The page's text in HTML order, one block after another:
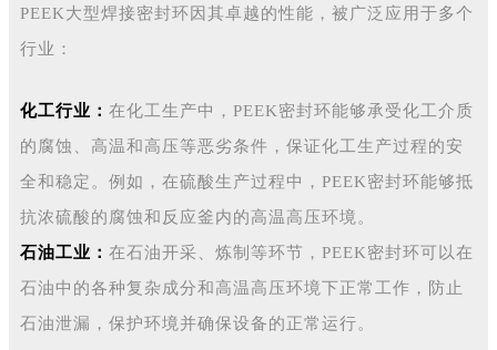
PEEK大型焊接密封环因其卓越的性能，被广泛应用于多个
行业：
化工行业： 在化工生产中，PEEK密封环能够承受化工介质
的腐蚀、高温和高压等恶劣条件，保证化工生产过程的安
全和稳定。例如，在硫酸生产过程中，PEEK密封环能够抵
抗浓硫酸的腐蚀和反应釜内的高温高压环境。
石油工业： 在石油开采、炼制等环节，PEEK密封环可以在
石油中的各种复杂成分和高温高压环境下正常工作，防止
石油泄漏，保护环境并确保设备的正常运行。